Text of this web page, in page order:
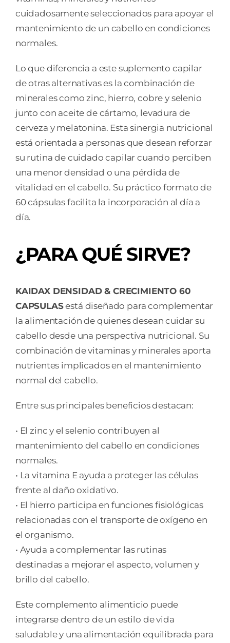
cuidadosamente seleccionados para apoyar el
mantenimiento de un cabello en condiciones
normales.
Lo que diferencia a este suplemento capilar
de otras alternativas es la combinación de
minerales como zinc, hierro, cobre y selenio
junto con aceite de cártamo, levadura de
cerveza y melatonina. Esta sinergia nutricional
está orientada a personas que desean reforzar
su rutina de cuidado capilar cuando perciben
una menor densidad o una pérdida de
vitalidad en el cabello. Su práctico formato de
60 cápsulas facilita la incorporación al día a
día.
¿PARA QUÉ SIRVE?
KAIDAX DENSIDAD & CRECIMIENTO 60
CAPSULASestá diseñado para complementar
la alimentación de quienes desean cuidar su
cabello desde una perspectiva nutricional. Su
combinación de vitaminas y minerales aporta
nutrientes implicados en el mantenimiento
normal del cabello.
Entre sus principales beneficios destacan:
• El zinc y el selenio contribuyen al
mantenimiento del cabello en condiciones
normales.
• La vitamina E ayuda a proteger las células
frente al daño oxidativo.
• El hierro participa en funciones fisiológicas
relacionadas con el transporte de oxígeno en
el organismo.
• Ayuda a complementar las rutinas
destinadas a mejorar el aspecto, volumen y
brillo del cabello.
Este complemento alimenticio puede
integrarse dentro de un estilo de vida
saludable y una alimentación equilibrada para